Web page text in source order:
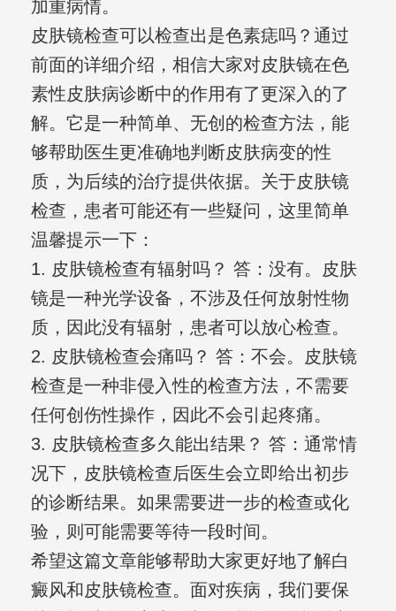
加重病情。
皮肤镜检查可以检查出是色素痣吗？通过
前面的详细介绍，相信大家对皮肤镜在色
素性皮肤病诊断中的作用有了更深入的了
解。它是一种简单、无创的检查方法，能
够帮助医生更准确地判断皮肤病变的性
质，为后续的治疗提供依据。关于皮肤镜
检查，患者可能还有一些疑问，这里简单
温馨提示一下：
1. 皮肤镜检查有辐射吗？ 答：没有。皮肤
镜是一种光学设备，不涉及任何放射性物
质，因此没有辐射，患者可以放心检查。
2. 皮肤镜检查会痛吗？ 答：不会。皮肤镜
检查是一种非侵入性的检查方法，不需要
任何创伤性操作，因此不会引起疼痛。
3. 皮肤镜检查多久能出结果？ 答：通常情
况下，皮肤镜检查后医生会立即给出初步
的诊断结果。如果需要进一步的检查或化
验，则可能需要等待一段时间。
希望这篇文章能够帮助大家更好地了解白
癜风和皮肤镜检查。面对疾病，我们要保